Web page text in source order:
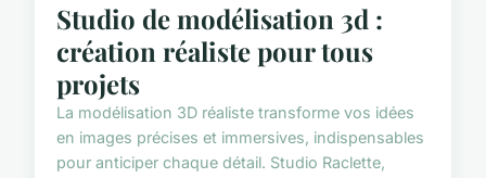
Studio de modélisation 3d :
création réaliste pour tous
projets
La modélisation 3D réaliste transforme vos idées
en images précises et immersives, indispensables
pour anticiper chaque détail. Studio Raclette,